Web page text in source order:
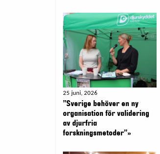
25 juni, 2026
”Sverige behöver en ny
organisation för validering
av djurfria
forskningsmetoder”»